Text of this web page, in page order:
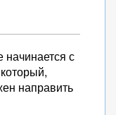
начинается с
направить